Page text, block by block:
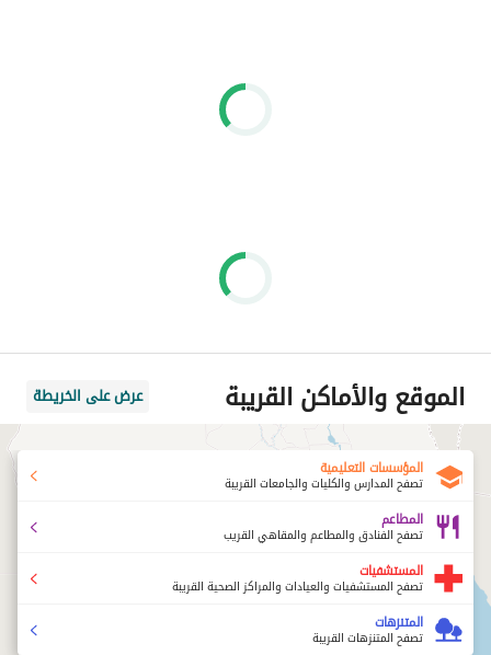
الموقع والأماكن القريبة عرض على الخريطة
المؤسسات التعليمية
تصفح المدارس والكليات والجامعات القريبة
المطاعم
تصفح الفنادق والمطاعم والمقاهي القريب
المستشفيات
تصفح المستشفيات والعيادات والمراكز الصحية القريبة
المتنزهات
تصفح المتنزهات القريبة